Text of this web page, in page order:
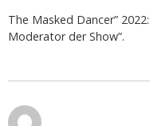
The Masked Dancer”
Moderator der Show”.